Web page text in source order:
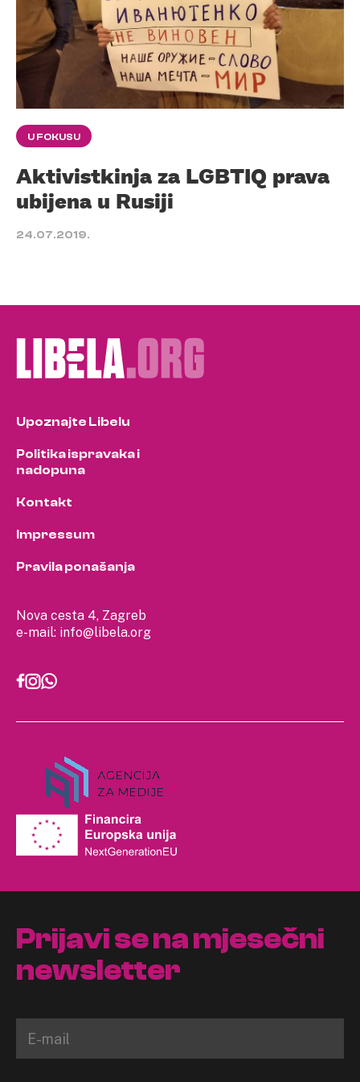
U FOKUSU
Aktivistkinja za LGBTIQ prava
ubijena u Rusiji
24.07.2019.
Nova cesta 4, Zagreb
e-mail: info@libela.org
Upoznajte Libelu
Politika ispravaka i
nadopuna
Kontakt
Impressum
Pravila ponašanja
Prijavi se na mjesečni
newsletter